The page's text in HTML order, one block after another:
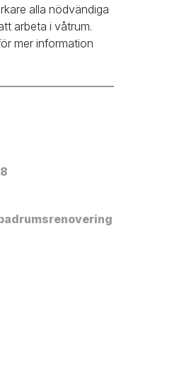
alla nödvändiga
arbeta i våtrum.
mer information